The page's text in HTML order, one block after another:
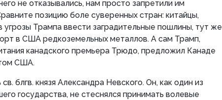
не отказывались, нам просто запретили им
позицию боле суверенных стран: китайцы,
угрозы Трампа ввести заградительные пошлины, тут же
в США редкоземельных металлов. А сам Трамп,
канадского премьера Трюдо, предложил Канаде
США.
блгв. князя Александра Невского. Он, как один из
государства, не стеснялся принимать волевые